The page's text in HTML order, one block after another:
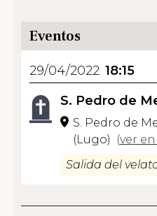
Eventos
29/04/2022 18:15
S. Pedro de
S. Pedro de
(Lugo)
(ver
Salida del